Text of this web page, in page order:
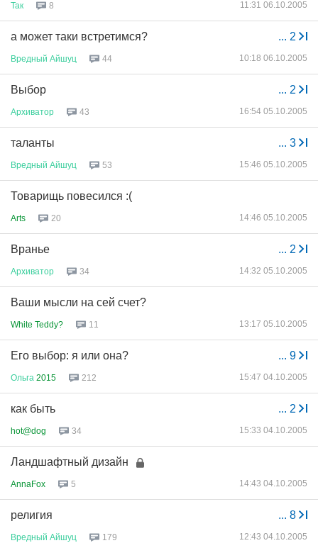
Так 8 11:31 06.10.2005
... 2
а может таки встретимся?
Вредный Айшуц 44 10:18 06.10.2005
... 2
Выбор
Архиватор 43 16:54 05.10.2005
... 3
таланты
Вредный Айшуц 53 15:46 05.10.2005
Товарищь повесился :(
Arts 20 14:46 05.10.2005
... 2
Вранье
Архиватор 34 14:32 05.10.2005
Ваши мысли на сей счет?
White Teddy? 11 13:17 05.10.2005
... 9
Его выбор: я или она?
Ольга 2015 212 15:47 04.10.2005
... 2
как быть
hot@dog 34 15:33 04.10.2005
Ландшафтный дизайн
AnnaFox 5 14:43 04.10.2005
... 8
религия
Вредный Айшуц 179 12:43 04.10.2005